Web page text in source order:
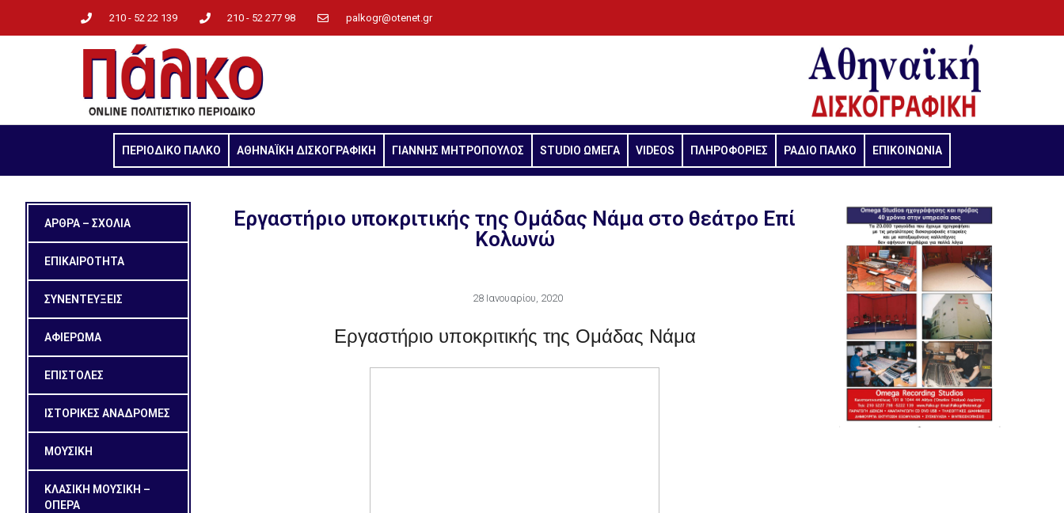
210 - 52 22 139 210 - 52 277 98 palkogr@otenet.gr
ΠΕΡΙΟΔΙΚΟ ΠΑΛΚΟ ΑΘΗΝΑΪΚΗ ΔΙΣΚΟΓΡΑΦΙΚΗ ΓΙΑΝΝΗΣ ΜΗΤΡΟΠΟΥΛΟΣ STUDIO ΩΜΕΓΑ VIDEOS ΠΛΗΡΟΦΟΡΙΕΣ ΡΑΔΙΟ ΠΑΛΚΟ ΕΠΙΚΟΙΝΩΝΙΑ
ΑΡΘΡΑ – ΣΧΟΛΙΑ
ΕΠΙΚΑΙΡΟΤΗΤΑ
ΣΥΝΕΝΤΕΥΞΕΙΣ
ΑΦΙΕΡΩΜΑ
ΕΠΙΣΤΟΛΕΣ
ΙΣΤΟΡΙΚΕΣ ΑΝΑΔΡΟΜΕΣ
ΜΟΥΣΙΚΗ
ΚΛΑΣΙΚΗ ΜΟΥΣΙΚΗ –
ΟΠΕΡΑ
Εργαστήριο υποκριτικής της Ομάδας Νάμα στο θεάτρο Επί
Κολωνώ
28 Ιανουαρίου, 2020
Εργαστήριο υποκριτικής της Ομάδας Νάμα